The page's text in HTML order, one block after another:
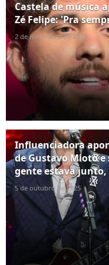
Castela de música
Zé Felipe: 'Pra
2 de novembro de 2025
Influenciadora
de Gustavo Mioto
gente estava junto,
5 de outubro de 2025